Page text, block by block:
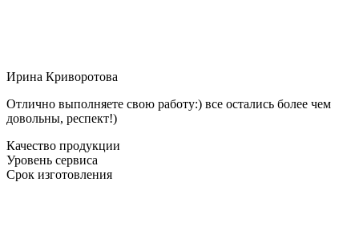
Ирина Криворотова
Отлично выполняете свою работу:) все остались более чем
довольны, респект!)
Качество продукции
Уровень сервиса
Срок изготовления